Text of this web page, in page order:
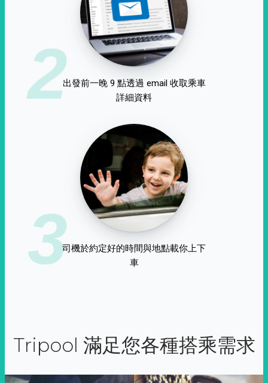
2出發前一晚 9 點透過 email 收取乘車
詳細資料
3司機於約定好的時間與地點載你上下
車
Tripool 滿足您各種搭乘需求